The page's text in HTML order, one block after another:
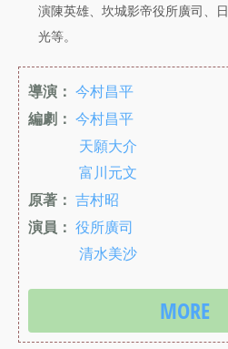
演陳英雄、坎城影帝役所廣司、
光等。
導演： 今村昌平
編劇： 今村昌平
天願大介
富川元文
原著： 吉村昭
演員： 役所廣司
清水美沙
MORE